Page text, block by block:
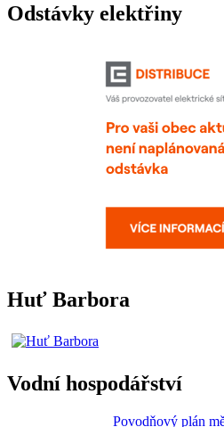
Odstávky elektřiny
Huť Barbora
Vodní hospodářství
Povodňový plán